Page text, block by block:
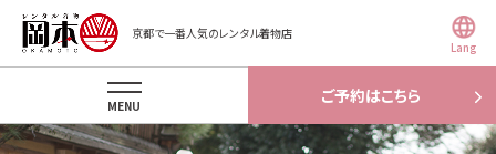
京都で一番人気のレンタル着物店
Lang
ご予約はこちら
MENU